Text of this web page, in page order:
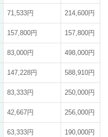
71,533円 214,600円
157,800円 157,800円
83,000円 498,000円
147,228円 588,910円
83,333円 250,000円
42,667円 256,000円
63,333円 190,000円